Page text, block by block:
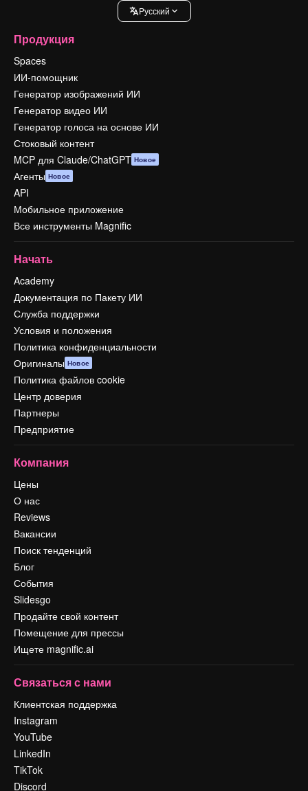
Pусский
Продукция
Spaces
ИИ-помощник
Генератор изображений ИИ
Генератор видео ИИ
Генератор голоса на основе ИИ
Стоковый контент
MCP для Claude/ChatGPT Новое
Агенты Новое
API
Мобильное приложение
Все инструменты Magnific
Начать
Academy
Документация по Пакету ИИ
Служба поддержки
Условия и положения
Политика конфиденциальности
Оригиналы Новое
Политика файлов cookie
Центр доверия
Партнеры
Предприятие
Компания
Цены
О нас
Reviews
Вакансии
Поиск тенденций
Блог
События
Slidesgo
Продайте свой контент
Помещение для прессы
Ищете magnific.ai
Связаться с нами
Клиентская поддержка
Instagram
YouTube
LinkedIn
TikTok
Discord